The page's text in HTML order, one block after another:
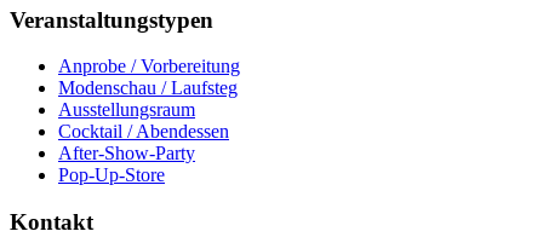
Veranstaltungstypen
Anprobe / Vorbereitung
Modenschau / Laufsteg
Ausstellungsraum
Cocktail / Abendessen
After-Show-Party
Pop-Up-Store
Kontakt